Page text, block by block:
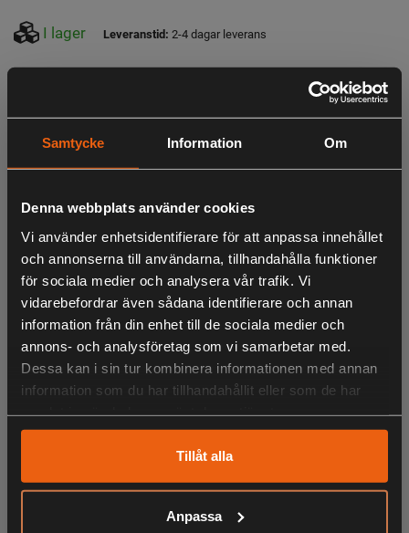
Samtycke Information Om
Denna webbplats använder cookies
Vi använder enhetsidentifierare för att anpassa innehållet
och annonserna till användarna, tillhandahålla funktioner
för sociala medier och analysera vår trafik. Vi
vidarebefordrar även sådana identifierare och annan
information från din enhet till de sociala medier och
annons- och analysföretag som vi samarbetar med.
Dessa kan i sin tur kombinera informationen med annan
information som du har tillhandahållit eller som de har
Tillåt alla
Anpassa
I lager Leveranstid: 2-4 dagar leverans
Observera att webshopens lager inte alltid gäller för butiken i Lagan. Vänligen
av högsta kvalitet! Roterar lätt, äve vid högbelastning.
No.4 = 39 kg
No.8 = 16 kg
No.10 = 15 kg
No.12 = 12 kg
LIKNANDE PRODUKTER